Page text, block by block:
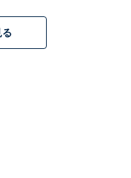
らうれしい」相手の
学、1位は？